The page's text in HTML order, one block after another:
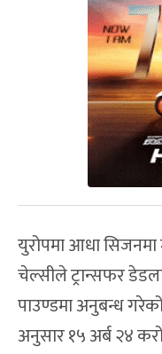
युरोपमा आधा सिजनमा
चेल्सीले ट्रान्सफर
पाउण्डमा अनुबन्ध
अनुसार १५ अर्ब २४